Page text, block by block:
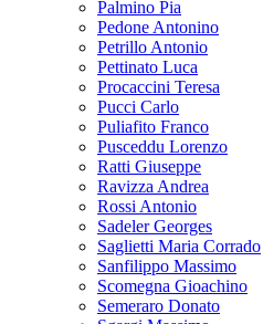
Palmino Pia
Pedone Antonino
Petrillo Antonio
Pettinato Luca
Procaccini Teresa
Pucci Carlo
Puliafito Franco
Pusceddu Lorenzo
Ratti Giuseppe
Ravizza Andrea
Rossi Antonio
Sadeler Georges
Saglietti Maria Corrado
Sanfilippo Massimo
Scomegna Gioachino
Semeraro Donato